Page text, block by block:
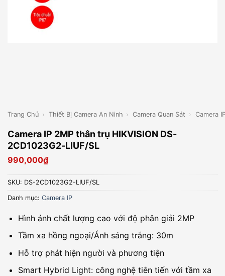
Trang Chủ › Thiết Bị Camera An Ninh › Camera Quan Sát › Camera
Camera IP 2MP thân trụ HIKVISION DS-
2CD1023G2-LIUF/SL
990,000₫
SKU: DS-2CD1023G2-LIUF/SL
Danh mục: Camera IP
Hình ảnh chất lượng cao với độ phân giải 2MP
Tầm xa hồng ngoại/Ánh sáng trắng: 30m
Hỗ trợ phát hiện người và phương tiện
Smart Hybrid Light: công nghệ tiên tiến với tầm xa